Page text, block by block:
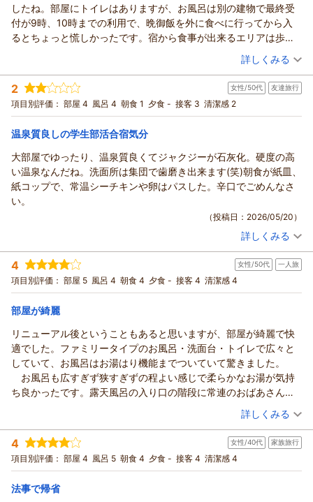
したね。部屋にトイレはありますが、お風呂は別の建物で最終受
付が9時、10時までの利用で、晩御飯を外に食べに行ってから入
るとちょっと慌しかったです。宿から食事が出来るエリアは歩い
て15分はかかるので結構遠く、数も少なかったので予約しておい
悪くはない宿ですが、何かの合宿とかが入っていると、
ちょっと騒がしいかもしれません。
（投稿日：2026/06/01）
宿泊時期： 2026年05月宿泊 (友達旅行)
投稿者： shabazoさん
宿泊プラン： 【スペシャルプライス】さらにお得☆アメニティ無し特価プラ
ン☆美肌温泉の利用可（朝食付）
和室 朝のみ
宿泊価格帯： 6,001～7,000円(大人一人あたり/税込)
詳しくみる
2 女性/50代 友達旅行
項目別評価： 部屋 4 風呂 4 朝食 1 夕食 - 接客 3 清潔感 2
温泉質良しの学生部活合宿気分
大部屋でゆったり、温泉質良くてジャクジーが石灰化。硬度の高
い温泉なんだね。洗面所は集団で歯磨き出来ます(笑)朝食が紙皿、
紙コップで、常温シーチキンや卵はパスした。辛口でごめんなさ
い。
（投稿日：2026/05/20）
投稿者： えぐさん(女性/50代)
宿泊プラン： 【うれしい朝食付き】和室18畳ひろびろ宿泊プラン☆美肌温泉
の利用可♪【駐車場無料】
和室 朝のみ
宿泊価格帯： 11,001～12,000円(大人一人あたり/税込)
詳しくみる
4 女性/50代 一人旅
項目別評価： 部屋 5 風呂 4 朝食 4 夕食 - 接客 4 清潔感 4
部屋が綺麗
リニューアル後ということもあると思いますが、部屋が綺麗で快
適でした。ファミリータイプのお風呂・洗面台・トイレで広々と
していて、お風呂はお湯はり機能までついていて驚きました。
お風呂も広すぎず狭すぎずの程よい感じで柔らかなお湯が気持
ち良かったです。露天風呂の入り口の階段に常連のおばあさん達
みんな迷惑していました。その階段しか湯舟につかりながら座れ
る場所がないので構造上仕方ないかもしれませんが、何か解決策
を見出してほしいと思います。いちいち声がけして出入りしなく
てはいけなくて、ちょっとストレスでした。
美味しく頂きました。淡路産の味海苔がとても美味しかったで
（投稿日：2026/05/19）
宿泊時期： 2026年05月宿泊 (一人旅)
投稿者： う～ちゃんさん
宿泊プラン： 【スペシャルプライス】2023リニューアル和室！さらにお得
☆アメニティ無プラン☆温泉の利用可（朝食付）
和室 朝のみ
宿泊価格帯：
詳しくみる
4 女性/40代 家族旅行
項目別評価： 部屋 4 風呂 5 朝食 4 夕食 - 接客 4 清潔感 4
法事で帰省